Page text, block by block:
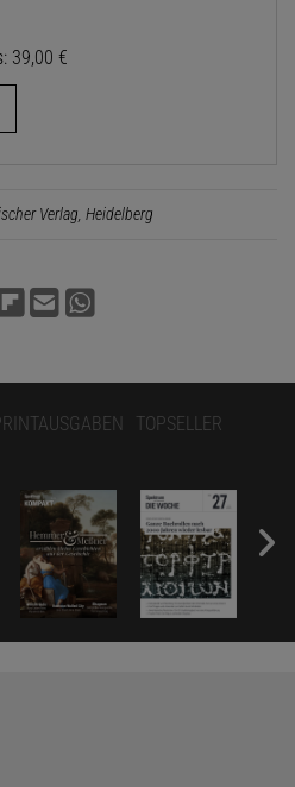
39,00 €
Verlag, Heidelberg
TOPSELLER